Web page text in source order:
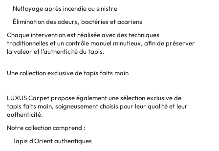
Nettoyage après incendie ou sinistre
Élimination des odeurs, bactéries et acariens
Chaque intervention est réalisée avec des techniques
traditionnelles et un contrôle manuel minutieux, afin de préserver
la valeur et l’authenticité du tapis.
Une collection exclusive de tapis faits main
LUXUS Carpet propose également une sélection exclusive de
tapis faits main, soigneusement choisis pour leur qualité et leur
authenticité.
Notre collection comprend :
Tapis d’Orient authentiques